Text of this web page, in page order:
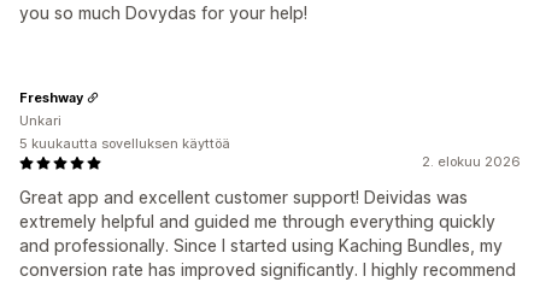
you so much Dovydas for your help!
2. elokuu 2026
Great app and excellent customer support! Deividas was
extremely helpful and guided me through everything quickly
and professionally. Since I started using Kaching Bundles, my
conversion rate has improved significantly. I highly recommend
Freshway
Unkari
5 kuukautta sovelluksen käyttöä